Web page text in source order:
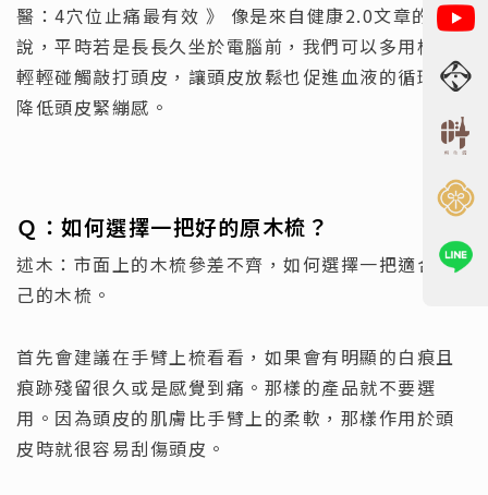
醫：4穴位止痛最有效 》 像是來自健康2.0文章的解
說，平時若是長長久坐於電腦前，我們可以多用梳子
輕輕碰觸敲打頭皮，讓頭皮放鬆也促進血液的循環，
降低頭皮緊繃感。
Ｑ： 如何選擇一把好的原木梳？
述木：市面上的木梳參差不齊，如何選擇一把適合自
己的木梳。
首先會建議在手臂上梳看看，如果會有明顯的白痕且
痕跡殘留很久或是感覺到痛。那樣的產品就不要選
用。因為頭皮的肌膚比手臂上的柔軟，那樣作用於頭
皮時就很容易刮傷頭皮。